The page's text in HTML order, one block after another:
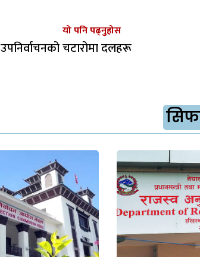
यो पनि पढ्नुहोस
उपनिर्वाचनको चटारोमा दलहरू